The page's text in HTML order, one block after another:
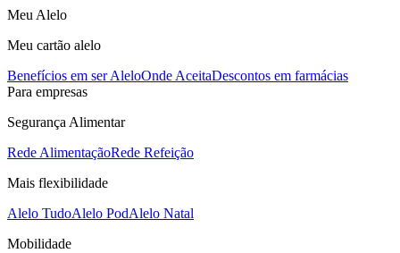
Meu Alelo
Meu cartão alelo
Benefícios em ser AleloOnde AceitaDescontos em farmácias
Para empresas
Segurança Alimentar
Rede AlimentaçãoRede Refeição
Mais flexibilidade
Alelo TudoAlelo PodAlelo Natal
Mobilidade